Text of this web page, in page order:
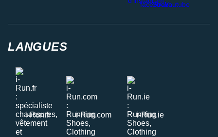
LANGUES
i-Run.fr i-Run.com i-Run.ie